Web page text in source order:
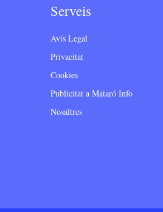
Serveis
Avís Legal
Privacitat
Cookies
Publicitat a Mataró Info
Nosaltres